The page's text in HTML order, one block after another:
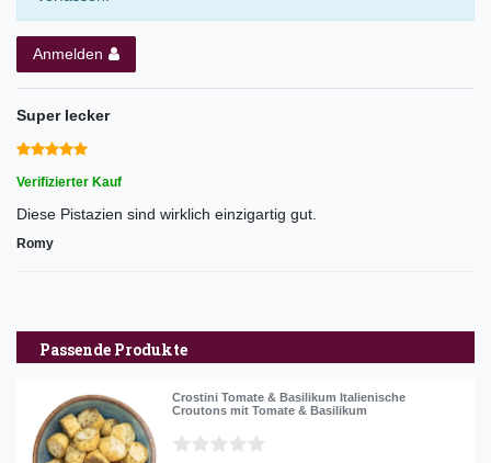
Anmelden
Super lecker
Verifizierter Kauf
Diese Pistazien sind wirklich einzigartig gut.
Romy
Passende Produkte
Crostini Tomate & Basilikum Italienische
Croutons mit Tomate & Basilikum